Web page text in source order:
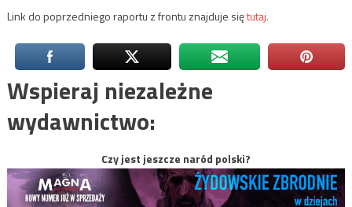
Link do poprzedniego raportu z frontu znajduje siętutaj.
Wspieraj niezależne
wydawnictwo:
Czy jest jeszcze naród polski?